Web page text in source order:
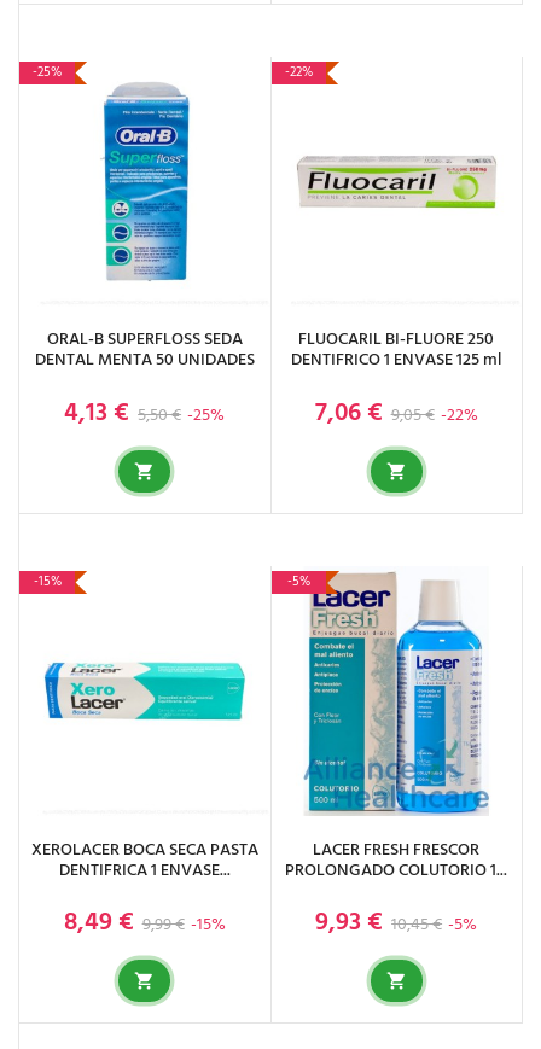
-25%
ORAL-B SUPERFLOSS SEDA
DENTAL MENTA 50 UNIDADES
Precio base
5,50 € -25%
Precio
4,13 €
-22%
FLUOCARIL BI-FLUORE 250
DENTIFRICO 1 ENVASE 125 ml
Precio base
9,05 € -22%
Precio
7,06 €
-15%
XEROLACER BOCA SECA PASTA
DENTIFRICA 1 ENVASE...
Precio base
9,99 € -15%
Precio
8,49 €
-5%
LACER FRESH FRESCOR
PROLONGADO COLUTORIO 1...
Precio base
10,45 € -5%
Precio
9,93 €